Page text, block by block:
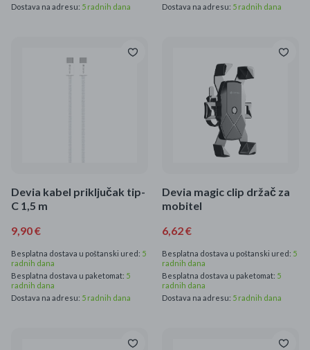
Dostava na adresu: 5 radnih dana
Dostava na adresu: 5 radnih dana
Devia kabel priključak tip-
C 1,5 m
9,90 €
Besplatna dostava u poštanski ured: 5
radnih dana
Besplatna dostava u paketomat: 5
radnih dana
Dostava na adresu: 5 radnih dana
Devia magic clip držač za
mobitel
6,62 €
Besplatna dostava u poštanski ured: 5
radnih dana
Besplatna dostava u paketomat: 5
radnih dana
Dostava na adresu: 5 radnih dana